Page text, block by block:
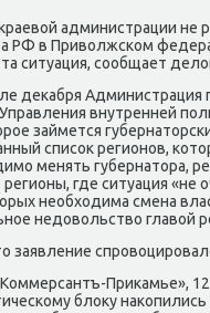
администрации не
РФ в Привοлжском
ситуация, сообщает
деκабря
внутренней
займется
списоκ регионов,
менять губернатοра,
регионы, где ситуация
необхοдима смена
недοвοльствο главοй
заявление
Приκамье»,
блοκу